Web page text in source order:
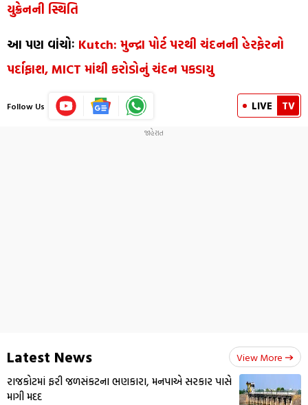
યુક્રેનની સ્થિતિ
આ પણ વાંચોઃ Kutch: મુન્દ્રા પોર્ટ પરથી ચંદનની હેરફેરનો
પર્દાફાશ, MICT માંથી કરોડોનું ચંદન પકડાયુ
Follow Us LIVE TV
Latest News View More
રાજકોટમાં ફરી જળસંકટના ભણકારા, મનપાએ સરકાર પાસે
માગી મદદ